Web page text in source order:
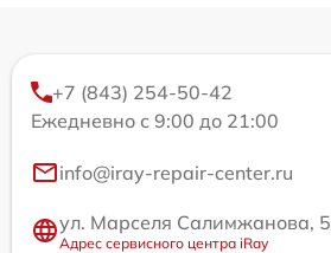
+7 (843) 254-50-42
Ежедневно с 9:00 до 21:00
info@iray-repair-center.ru
ул. Марселя Салимжанова, 5
Адрес сервисного центра iRay